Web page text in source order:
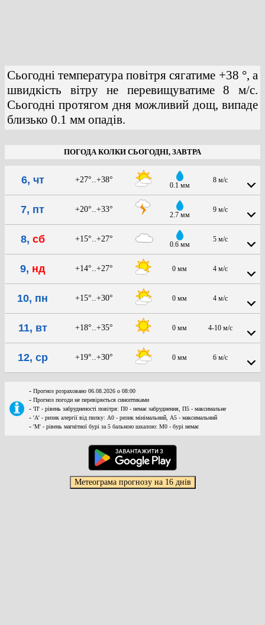
Сьогодні температура повітря сягатиме +38 °, а
швидкість вітру не перевищуватиме 8 м/с.
Сьогодні протягом дня можливий дощ, випаде
близько 0.1 мм опадів.
ПОГОДА КОЛКИ СЬОГОДНІ, ЗАВТРА
6, чт +27°..+38°
0.1 мм
8 м/с
7, пт +20°..+33°
2.7 мм
9 м/с
8, сб +15°..+27°
0.6 мм
5 м/с
9, нд +14°..+27° 0 мм 4 м/с
10, пн +15°..+30° 0 мм 4 м/с
11, вт +18°..+35° 0 мм 4-10 м/с
12, ср +19°..+30° 0 мм 6 м/с
- Прогноз розраховано 06.08.2026 о 08:00
- Прогноз погоди не перевіряється синоптиками
- 'П' - рівень забрудненості повітря: П0 - немає забруднення, П5 - максимальне
- 'А' - ризик алергії від пилку: А0 - ризик мінімальний, А5 - максимальний
- 'М' - рівень магнітної бурі за 5 бальною шкалою: M0 - бурі немає